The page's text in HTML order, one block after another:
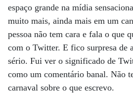
espaço grande na mídia
muito mais, ainda mais em um
pessoa não tem cara e fala o que
com o Twitter. E fico surpresa de
sério. Fui ver o significado de
como um comentário banal. Não
carnaval sobre o que escrevo.